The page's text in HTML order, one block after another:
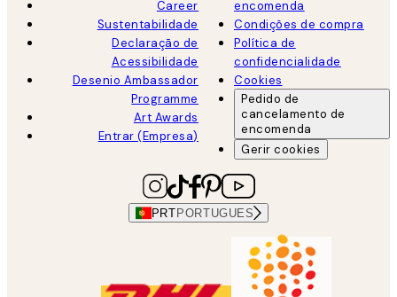
Career
Sustentabilidade
Declaração de
Acessibilidade
Desenio Ambassador
Programme
Art Awards
Entrar (Empresa)
encomenda
Condições de compra
Política de
confidencialidade
Cookies
Pedido de
cancelamento de
encomenda
Gerir cookies
PRT PORTUGUES